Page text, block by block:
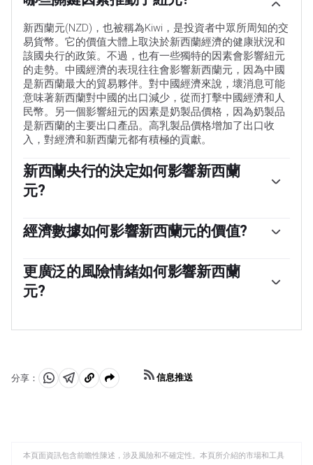
新西蘭元(NZD)，也被稱為Kiwi，是投資者中眾所周知的交
易貨幣。它的價值大體上取決於新西蘭經濟的健康狀況和
該國央行的政策。不過，也有一些獨特的因素會影響紐元
的走勢。中國經濟的表現往往會影響新西蘭元，因為中國
是新西蘭最大的貿易夥伴。對中國經濟來說，壞消息可能
意味著新西蘭對中國的出口減少，從而打擊中國經濟和人
民幣。另一個影響紐元的因素是奶製品價格，因為奶製品
是新西蘭的主要出口產品。高乳製品價格增加了出口收
入，對經濟和新西蘭元都有積極的貢獻。
新西蘭央行的決定如何影響新西蘭
元?
3%的通貨膨脹率，重點是將其保持在2%的中點附近。為
此，銀行設定了一個適當的利率水平。當通貨膨脹過高
高債券收益率，增加投資者對該國投資的吸引力，從而提
振紐元。相反，低利率往往會削弱紐元。所謂的利率差
異，即新西蘭的利率與美聯儲設定的利率相比如何，也可
經濟數據如何影響新西蘭元的價值?
能影響新西蘭元(NZD)估值。基於高經濟增長、低失業率
和高信心的強勁經濟對紐元有利。高增長的經濟吸引外國
投資，並可能鼓勵新西蘭儲備銀行提高利率，如果這種經
更廣泛的風險情緒如何影響新西蘭
元?
者認為更廣泛的市場風險較低並對經濟增長持樂觀態度
定時，紐元往往會走弱，因為投資者傾向於出售高風險資
產，逃往更穩定的避風港。
分享：
分 分 複
信息推送
本頁面資訊包含前瞻性陳述，涉及風險和不確定性。本頁所介紹的市場和工具